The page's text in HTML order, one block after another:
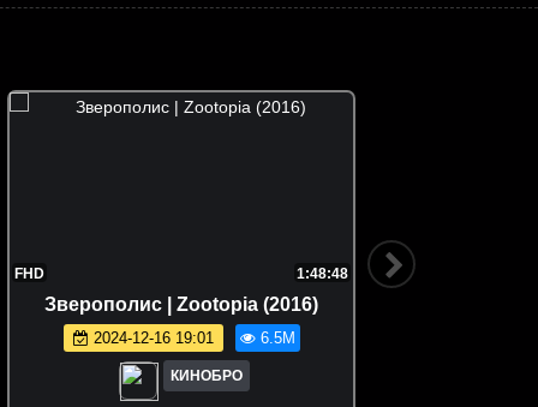
FHD 1:48:48
Зверополис | Zootopia (2016)
2024-12-16 19:01 6.5M
КИНОБРО